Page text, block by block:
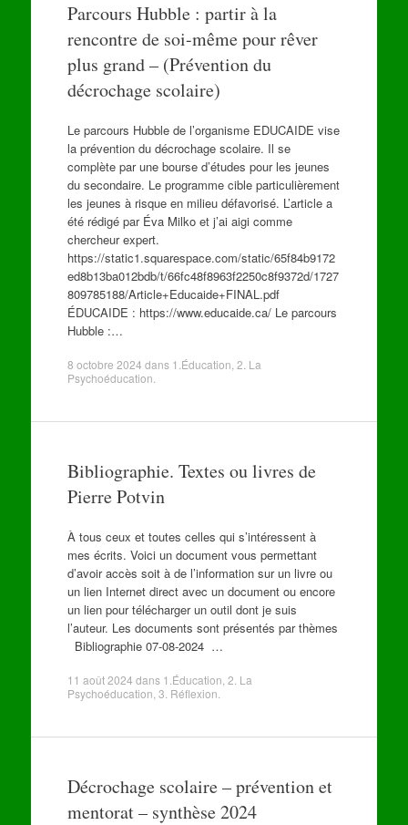
Parcours Hubble : partir à la
rencontre de soi-même pour rêver
plus grand – (Prévention du
décrochage scolaire)
Le parcours Hubble de l’organisme EDUCAIDE vise
la prévention du décrochage scolaire. Il se
complète par une bourse d’études pour les jeunes
du secondaire. Le programme cible particulièrement
les jeunes à risque en milieu défavorisé. L’article a
été rédigé par Éva Milko et j’ai aigi comme
chercheur expert.
https://static1.squarespace.com/static/65f84b9172
ed8b13ba012bdb/t/66fc48f8963f2250c8f9372d/1727
809785188/Article+Educaide+FINAL.pdf
ÉDUCAIDE : https://www.educaide.ca/ Le parcours
Hubble :…
8 octobre 2024 dans 1.Éducation 2. La
Psychoéducation
Bibliographie. Textes ou livres de
Pierre Potvin
À tous ceux et toutes celles qui s’intéressent à
mes écrits. Voici un document vous permettant
d’avoir accès soit à de l’information sur un livre ou
un lien Internet direct avec un document ou encore
un lien pour télécharger un outil dont je suis
l’auteur. Les documents sont présentés par thèmes
Bibliographie 07-08-2024 …
11 août 2024 dans 1.Éducation 2. La
Psychoéducation 3. Réflexion
Décrochage scolaire – prévention et
mentorat – synthèse 2024